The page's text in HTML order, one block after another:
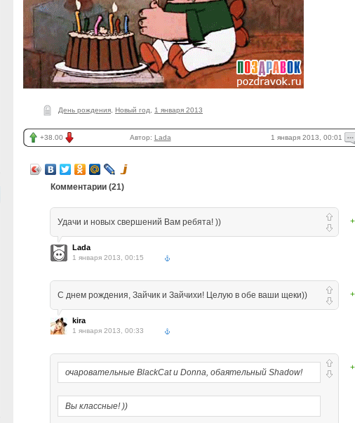
День рождения Новый год 1 января 2013
+38.00 Автор: Lada 1 января 2013, 00:01
Комментарии (21)
Удачи и новых свершений Вам ребята! ))
Lada
1 января 2013, 00:15
С днем рождения, Зайчик и Зайчихи! Целую в обе ваши щеки))
kira
1 января 2013, 00:33
очаровательные BlackCat и Donna, обаятельный Shadow!
Вы классные! ))